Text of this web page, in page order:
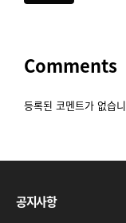
Comments
등록된 코멘트가 없습
공지사항